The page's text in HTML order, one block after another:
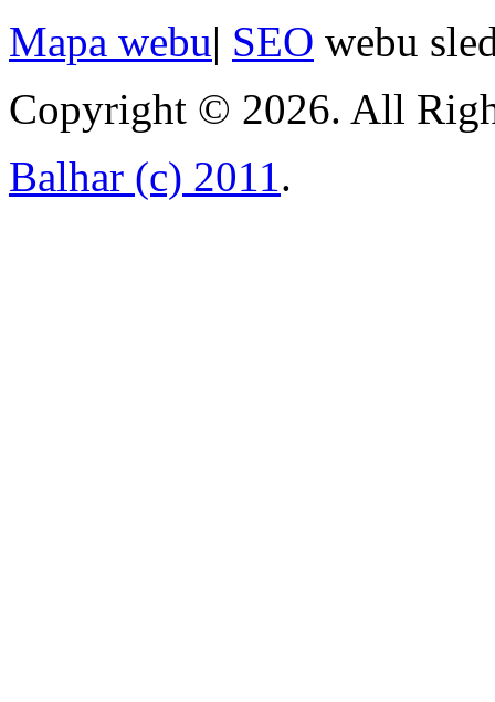
Mapa webu| SEO webu
Copyright © 2026. All
Balhar (c) 2011.